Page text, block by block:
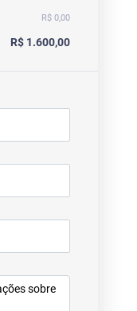
R$ 0,00
R$ 1.600,00